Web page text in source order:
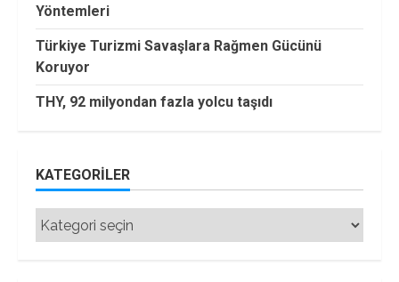
Yöntemleri
Türkiye Turizmi Savaşlara Rağmen Gücünü
Koruyor
THY, 92 milyondan fazla yolcu taşıdı
KATEGORILER
Kategoriler